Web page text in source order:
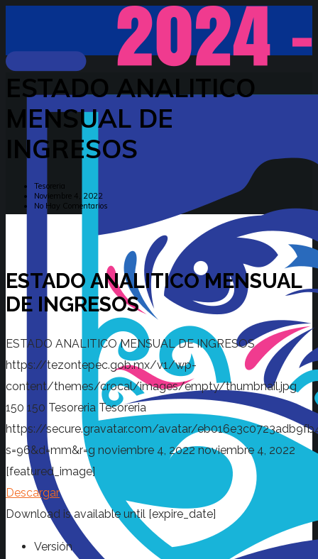
ESTADO ANALITICO
MENSUAL DE
INGRESOS
Tesoreria
Noviembre 4, 2022
No Hay Comentarios
ESTADO ANALITICO MENSUAL
DE INGRESOS
ESTADO ANALITICO MENSUAL DE INGRESOS
https://tezontepec.gob.mx/v1/wp-
content/themes/crocal/images/empty/thumbnail.jpg
150 150 Tesoreria Tesoreria
https://secure.gravatar.com/avatar/
s=96&d=mm&r=g noviembre 4, 2022 noviembre 4, 2022
[featured_image]
Descargar
Download is available until [expire_date]
Versión